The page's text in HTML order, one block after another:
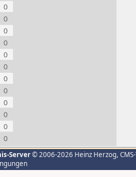
0
0
0
0
0
0
0
0
0
0
0
0
Server© 2006-2026 Heinz Herzog,